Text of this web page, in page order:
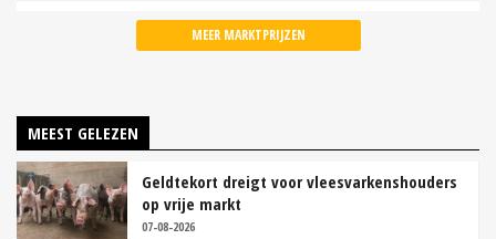
MEER MARKTPRIJZEN
MEEST GELEZEN
Geldtekort dreigt voor vleesvarkenshouders
op vrije markt
07-08-2026